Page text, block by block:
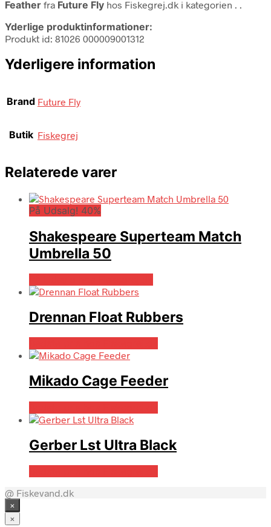
Feather fra Future Fly hos Fiskegrej.dk i kategorien . .
Yderlige produktinformationer:
Produkt id: 81026 000009001312
Yderligere information
Brand Future Fly
Butik Fiskegrej
Relaterede varer
På Udsalg! 40%
Shakespeare Superteam Match
Umbrella 50
Drennan Float Rubbers
Mikado Cage Feeder
Gerber Lst Ultra Black
@ Fiskevand.dk
×
×